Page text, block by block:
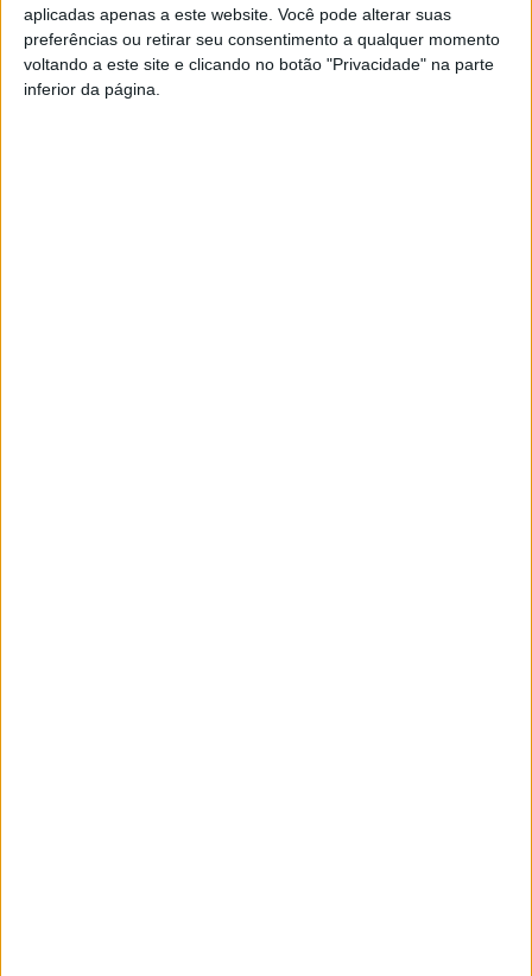
aplicadas apenas a este website. Você pode alterar suas
preferências ou retirar seu consentimento a qualquer momento
voltando a este site e clicando no botão "Privacidade" na parte
inferior da página.